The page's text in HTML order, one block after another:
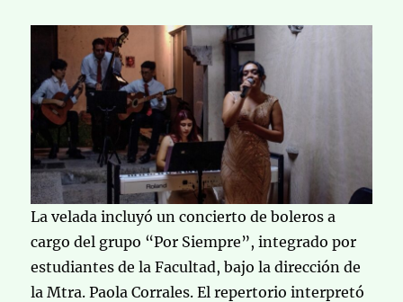
La velada incluyó un concierto de boleros a
cargo del grupo “Por Siempre”, integrado por
estudiantes de la Facultad, bajo la dirección de
la Mtra. Paola Corrales. El repertorio interpretó